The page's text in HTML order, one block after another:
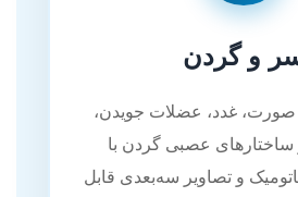
و گردن
صورت، غدد، عضلات جویدن،
عصبی گردن با
و تصاویر سه‌بعدی قابل